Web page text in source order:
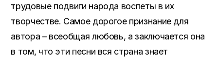
трудовые подвиги народа воспеты в их
творчестве. Самое дорогое признание для
автора – всеобщая любовь, а заключается она
в том, что эти песни вся страна знает